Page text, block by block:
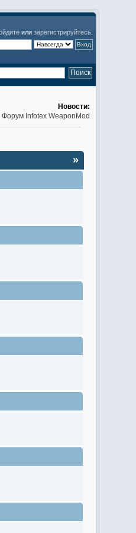
или зарегистрируйтесь.
Новости:
Форум Infotex WeaponMod
»